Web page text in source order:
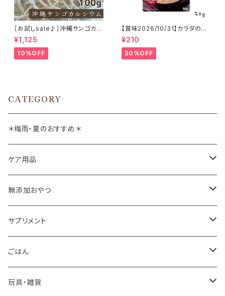
［お試しsale♪］沖縄サンゴカル
シウム たっぷり100g
¥1,125
10%OFF
【賞味2026/10/31】カラダのス
ープ 栄養めぐる滋養チキン 50
g
¥210
30%OFF
CATEGORY
＊梅雨・夏のおすすめ＊
ケア用品
肉球バーム
ドッグソープ
保湿・除菌・虫除け
保湿剤
おくち・おめめ・おみみ
無添加おやつ
お肉
お魚
その他（乳製品・果物野菜）
サプリメント
皮膚被毛
関節・骨
ごはん
手作り補助
玩具・雑貨